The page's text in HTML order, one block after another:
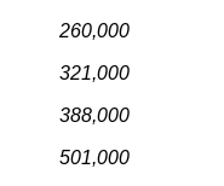
260,000
321,000
388,000
501,000